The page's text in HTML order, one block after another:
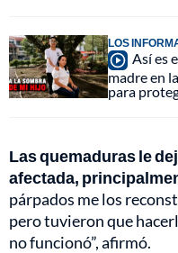
LOS
Así es
madre en
para
Las quemaduras le
afectada,
párpados me los
pero tuvieron que
no funcionó”, afirmó.